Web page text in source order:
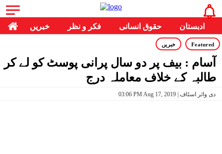
خبریں فکر و نظر حقوق انسانی ادبستان
Featured خبریں
آسام : بیف پر دو سال پرانی پوسٹ کو لے کر
طالبہ کے خلاف معاملہ درج
03:06 PM Aug 17, 2019 | دی وائر اسٹاف